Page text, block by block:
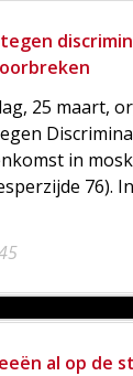
25 maart,
in
76).
al op de